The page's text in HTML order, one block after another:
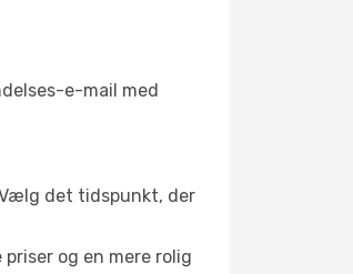
e-mail med
det tidspunkt, der
og en mere rolig